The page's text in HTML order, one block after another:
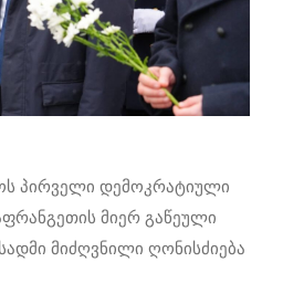
პირველი დემოკრატიული
მიერ გაწეული
მიძღვნილი ღონისძიება